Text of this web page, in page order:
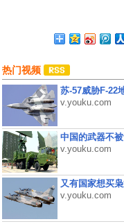
热门视频
苏-57威胁F-22
v.youku.com
中国的武器不
v.youku.com
又有国家想买
v.youku.com